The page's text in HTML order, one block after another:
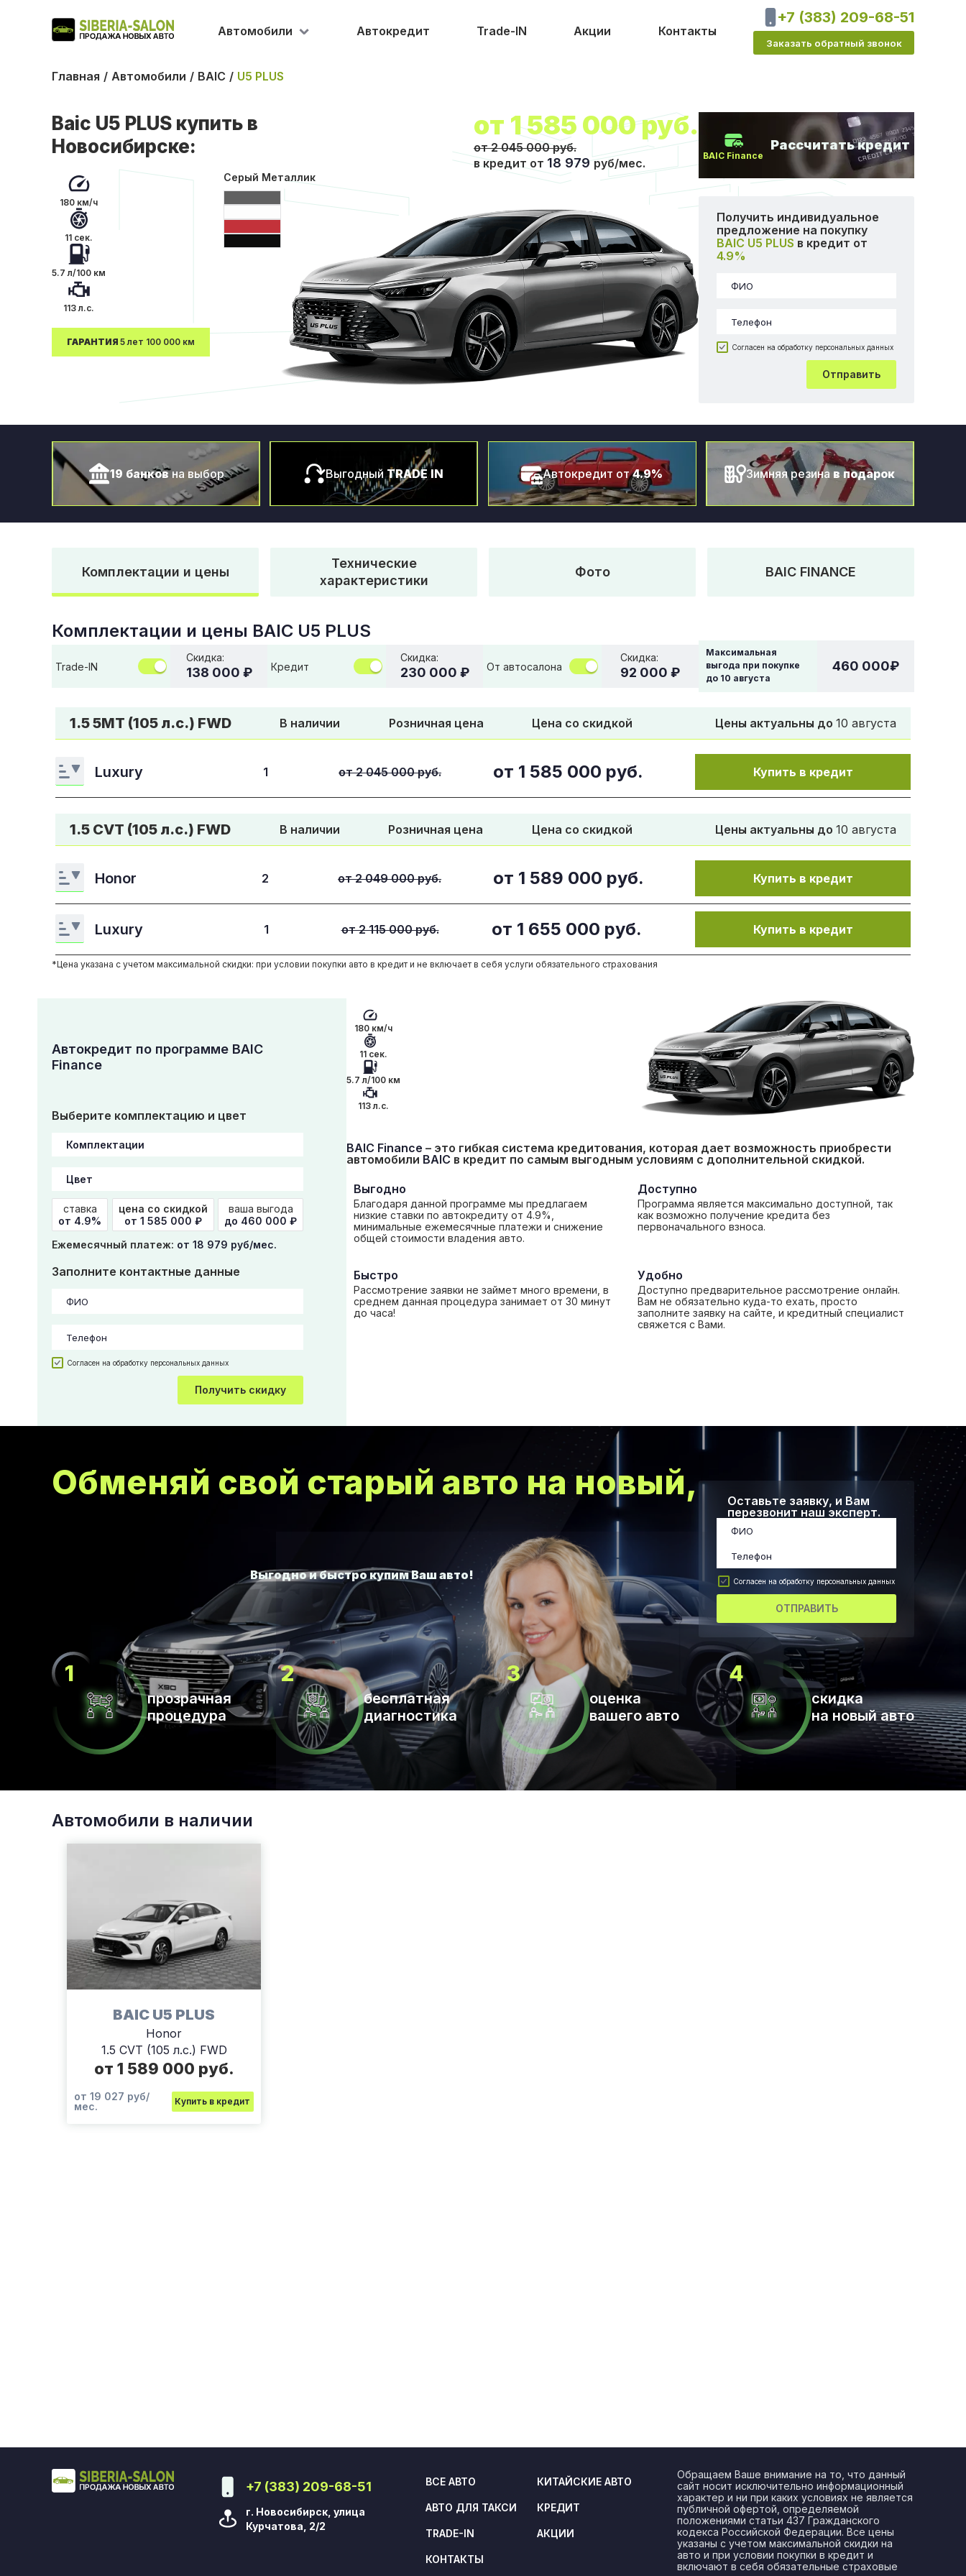
Автомобили Автокредит Trade-IN Акции Контакты
+7 (383) 209-68-51
Заказать обратный звонок
Главная Автомобили BAIC U5 PLUS
Baic U5 PLUS купить в
Новосибирске:
180 км/ч
11 сек.
5.7 л/100 км
113 л.с.
Серый Металлик
ГАРАНТИЯ 5 лет 100 000 км
от 1 585 000руб.
от 2 045 000 руб.
в кредит от 18 979руб/мес.
BAIC Finance
Рассчитать кредит
Получить индивидуальное
предложение на покупку
BAIC U5 PLUS в кредит от
4.9%
Согласен на обработку персональных данных
Отправить
19 банковна выбор ВыгодныйTRADE IN Автокредит от4.9% Зимняя резина в подарок
Комплектации и цены
Технические
характеристики
Фото BAIC FINANCE
Комплектации и цены BAIC U5 PLUS
Trade-IN
Скидка:
138 000 ₽ Кредит
Скидка:
230 000 ₽ От автосалона
Скидка:
92 000 ₽
Максимальная
выгода при покупке
до 10 августа
460 000₽
1.5 5MT (105 л.с.) FWD В наличии Розничная цена Цена со скидкой Цены актуальны до 10 августа
Luxury 1 от 2 045 000 руб. от 1 585 000 руб. Купить в кредит
1.5 CVT (105 л.с.) FWD В наличии Розничная цена Цена со скидкой Цены актуальны до 10 августа
Honor 2 от 2 049 000 руб. от 1 589 000 руб. Купить в кредит
Luxury 1 от 2 115 000 руб. от 1 655 000 руб. Купить в кредит
*Цена указана с учетом максимальной скидки: при условии покупки авто в кредит и не включает в себя услуги обязательного страхования
Автокредит по программе BAIC
Finance
Выберите комплектацию и цвет
ставка
от 4.9%
цена со скидкой
от 1 585 000 ₽
ваша выгода
до 460 000 ₽
Ежемесячный платеж: от 18 979 руб/мес.
Заполните контактные данные
Согласен на обработку персональных данных
Получить скидку
180 км/ч
11 сек.
5.7 л/100 км
113 л.с.
BAIC Finance – это гибкая система кредитования, которая дает возможность приобрести
автомобили BAIC в кредит по самым выгодным условиям с дополнительной скидкой.
Выгодно
Благодаря данной программе мы предлагаем
низкие ставки по автокредиту от 4.9%,
минимальные ежемесячные платежи и снижение
общей стоимости владения авто.
Доступно
Программа является максимально доступной, так
как возможно получение кредита без
первоначального взноса.
Быстро
Рассмотрение заявки не займет много времени, в
среднем данная процедура занимает от 30 минут
до часа!
Удобно
Доступно предварительное рассмотрение онлайн.
Вам не обязательно куда-то ехать, просто
заполните заявку на сайте, и кредитный специалист
свяжется с Вами.
Обменяй свой старый авто на новый,
Оставьте заявку, и Вам
перезвонит наш эксперт.
Согласен на обработку персональных данных
ОТПРАВИТЬ
прозрачная
процедура
бесплатная
диагностика
оценка
вашего авто
скидка
на новый авто
Автомобили в наличии
BAIC U5 PLUS
Honor
1.5 CVT (105 л.с.) FWD
от 1 589 000 руб.
от 19 027 руб/
мес.
Купить в кредит
+7 (383) 209-68-51
г. Новосибирск, улица
Курчатова, 2/2
ВСЕ АВТО КИТАЙСКИЕ АВТО
АВТО ДЛЯ ТАКСИ КРЕДИТ
TRADE-IN АКЦИИ
КОНТАКТЫ
Обращаем Ваше внимание на то, что данный
сайт носит исключительно информационный
характер и ни при каких условиях не является
публичной офертой, определяемой
положениями статьи 437 Гражданского
кодекса Российской Федерации. Все цены
указаны с учетом максимальной скидки на
авто и при условии покупки в кредит и
включают в себя обязательные страховые